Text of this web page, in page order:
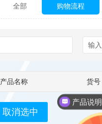
Affinity Biologicals
Berry & Associates
LGC Maine Standards
配送方式 售后服务
全部 购物流程
产品名称 货号
取消选中
产品说